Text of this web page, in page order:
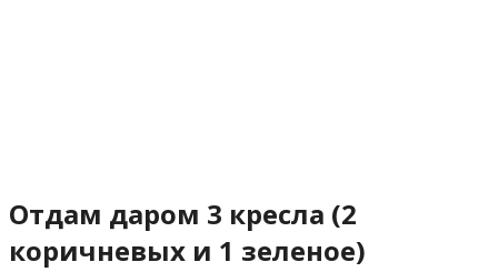
Отдам даром 3 кресла (2
коричневых и 1 зеленое)